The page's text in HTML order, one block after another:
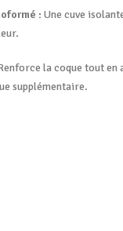
: Une cuve
.
la coque tout en
supplémentaire.